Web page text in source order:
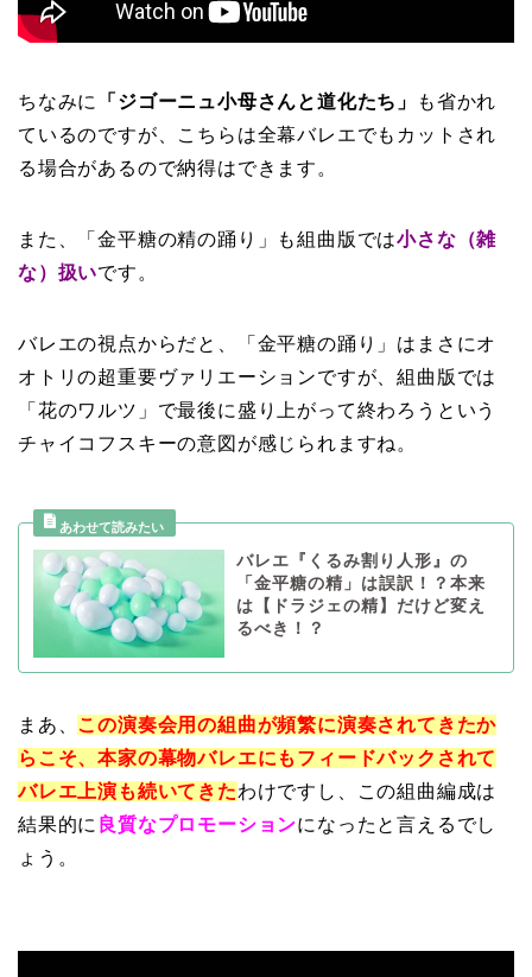
ちなみに 「ジゴーニュ小母さんと道化たち」
も省かれ
ているのですが、こちらは全幕バレエでもカットされ
る場合があるので納得はできます。
また、「金平糖の精の踊り」も組曲版では小さな（雑
な）扱いです。
バレエの視点からだと、「金平糖の踊り」はまさにオ
オトリの超重要ヴァリエーションですが、組曲版では
「花のワルツ」で最後に盛り上がって終わろうという
チャイコフスキーの意図が感じられますね。
バレエ『くるみ割り人形』の
「金平糖の精」は誤訳！？本来
は【ドラジェの精】だけど変え
るべき！？
まあ、 この演奏会用の組曲が頻繁に演奏されてきたか
らこそ、本家の幕物バレエにもフィードバックされて
バレエ上演も続いてきたわけですし、この組曲編成は
結果的に 良質なプロモーションになったと言えるでし
ょう。